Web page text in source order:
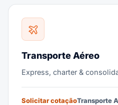
Transporte Aéreo
Express, charter &
Solicitar cotaçãoTransporte